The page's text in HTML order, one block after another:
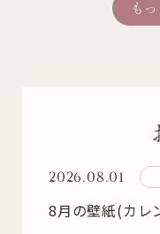
も
2026.08.01
8月の壁紙(カレ